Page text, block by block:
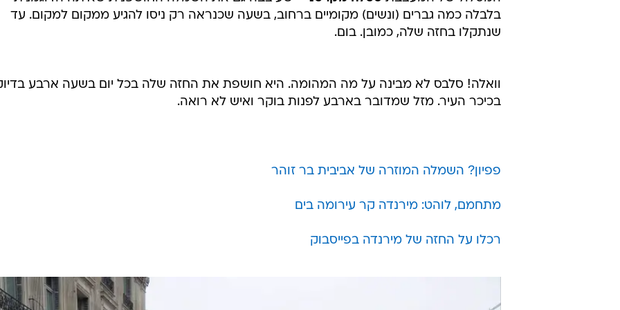
בלבלה כמה גברים (ונשים) מקומיים ברחוב, בשעה שכנראה רק ניסו להגיע ממקום למקום. עד
שנתקלו בחזה שלה, כמובן. בום.
וואלה! סלבס לא מבינה על מה המהומה. היא חושפת את החזה שלה בכל יום בשעה ארבע
בכיכר העיר. מזל שמדובר בארבע לפנות בוקר ואיש לא רואה.
פפיון? השמלה המוזרה של אביבית בר זוהר
מתחמם, לוהט: מירנדה קר עירומה בים
רכלו על החזה של מירנדה בפייסבוק